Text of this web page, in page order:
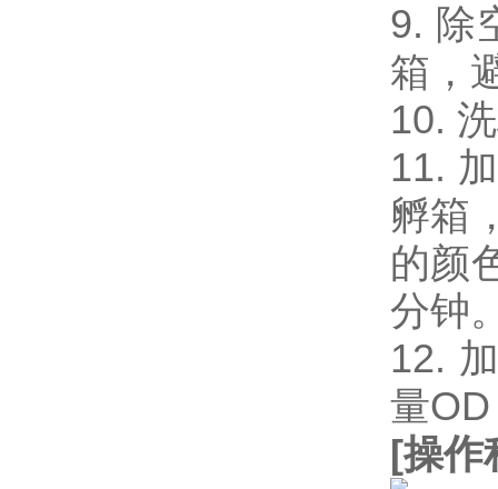
9. 除
箱，
10.
11.
孵箱
的颜
分钟
12.
量
[操作